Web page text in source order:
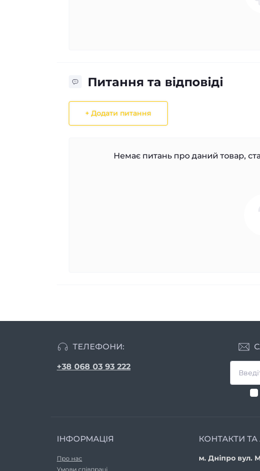
Питання та відповіді
+ Додати питання
Немає питань про даний товар,
ТЕЛЕФОНИ:
+38 068 03 93 222
ІНФОРМАЦІЯ
Про нас
Умови співпраці
КОНТАКТИ
м. Дніпро вул.